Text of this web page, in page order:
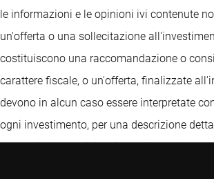
le informazioni e le opinioni ivi contenute
un'offerta o una sollecitazione
costituiscono una raccomandazione o
carattere fiscale, o un'offerta, finalizzate
devono in alcun caso essere interpretate
ogni investimento, per una descrizione